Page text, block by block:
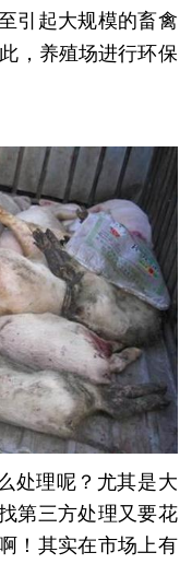
引起大规模的畜禽
，养殖场进行环保
处理呢？尤其是大
第三方处理又要花
！其实在市场上有